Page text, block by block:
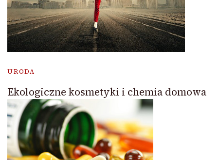
URODA
Ekologiczne kosmetyki i chemia domowa